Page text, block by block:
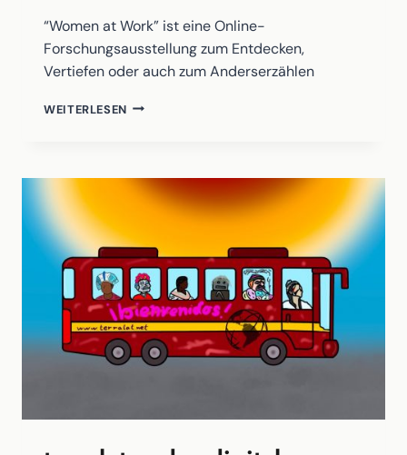
“Women at Work” ist eine Online-
Forschungsausstellung zum Entdecken,
Vertiefen oder auch zum Anderserzählen
WEITERLESEN WOMEN
JAHRE
FRAUENPAVILLON
WELTAUSSTELLUNG